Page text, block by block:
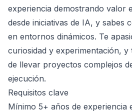
experiencia demostrando valor
desde iniciativas de IA, y sabes
en entornos dinámicos. Te
curiosidad y experimentación,
de llevar proyectos complejos
ejecución.
Requisitos clave
Mínimo 5+ años de experiencia